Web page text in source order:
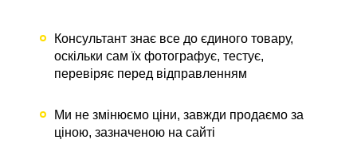
Консультант знає все до єдиного товару,
оскільки сам їх фотографує, тестує,
перевіряє перед відправленням
Ми не змінюємо ціни, завжди продаємо за
ціною, зазначеною на сайті